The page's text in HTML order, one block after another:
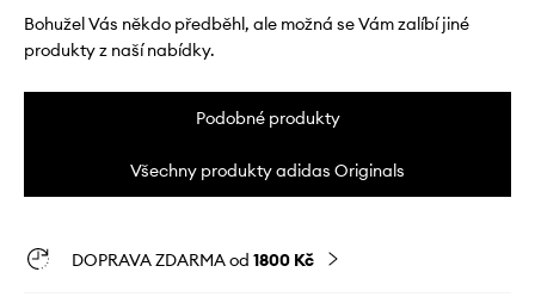
Bohužel Vás někdo předběhl, ale možná se Vám zalíbí jiné
produkty z naší nabídky.
Podobné produkty
Všechny produkty adidas Originals
DOPRAVA ZDARMA od 1800 Kč